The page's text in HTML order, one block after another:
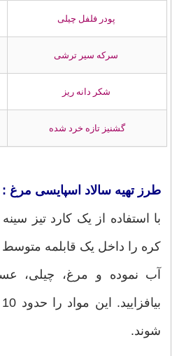
پودر فلفل چیلی
سرکه سیر ترشی
شکر دانه ریز
گشنیز تازه خرد شده
طرز تهیه سالاد اسپایسی مرغ :
با استفاده از یک کارد تیز
کره را داخل یک قابلمه
آب نموده و مرغ، چیلی،
شوند.